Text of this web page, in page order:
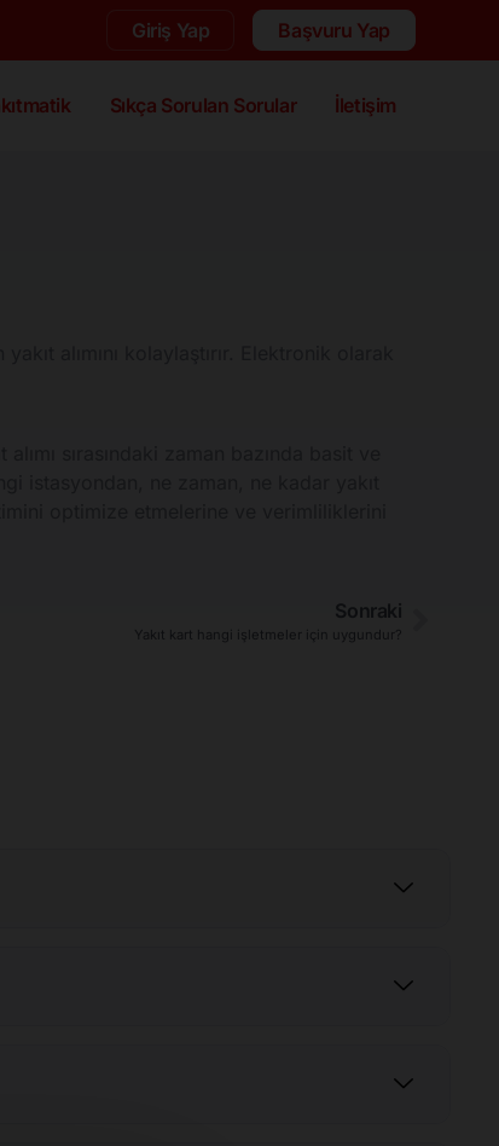
Giriş Yap Başvuru Yap
Sıkça Sorulan Sorular İletişim
Sonraki
Yakıt kart hangi işletmeler için uygundur?